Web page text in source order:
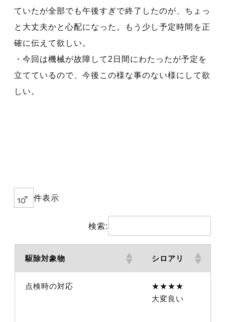
ていたが全部でも午後すぎで終了したのが、ちょっ
と大丈夫かと心配になった。もう少し予定時間を正
確に伝えて欲しい。
・今回は機械が故障して2日間にわたったが予定を
立てているので、今後この様な事のない様にして欲
しい。
件表示
検索:
駆除対象物 シロアリ
点検時の対応
★★★★
大変良い